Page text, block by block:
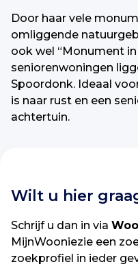
Door haar vele
omliggende
ook wel “Monument in
seniorenwoningen
Spoordonk. Ideaal
is naar rust en een
achtertuin.
Wilt u hier
Schrijf u dan in via
MijnWooniezie een
zoekprofiel in ieder